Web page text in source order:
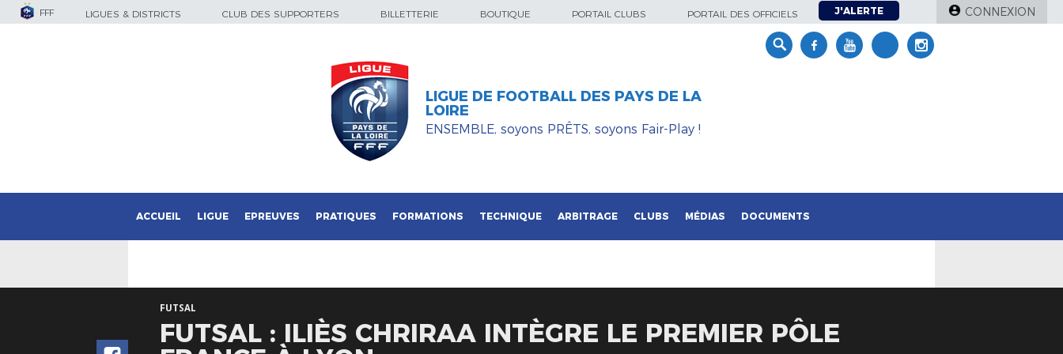
FFF LIGUES & DISTRICTS CLUB DES SUPPORTERS BILLETTERIE BOUTIQUE PORTAIL CLUBS PORTAIL DES OFFICIELS J'ALERTE CONNEXION
LIGUE DE FOOTBALL DES PAYS DE LA
LOIRE
ENSEMBLE, soyons PRÊTS, soyons Fair-Play !
ACCUEIL LIGUE EPREUVES PRATIQUES FORMATIONS TECHNIQUE ARBITRAGE CLUBS MÉDIAS DOCUMENTS
FUTSAL
FUTSAL : ILIÈS CHRIRAA INTÈGRE LE PREMIER PÔLE